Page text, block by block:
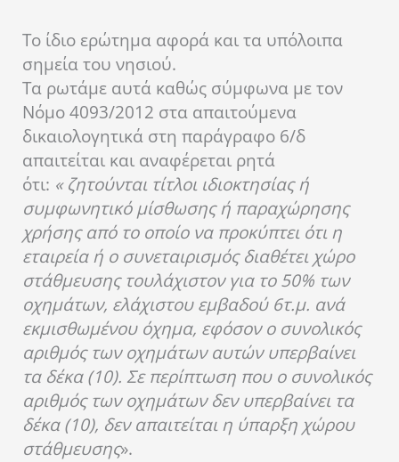
Το ίδιο ερώτημα αφορά και τα υπόλοιπα
σημεία του νησιού.
Τα ρωτάμε αυτά καθώς σύμφωνα με τον
Νόμο 4093/2012 στα απαιτούμενα
δικαιολογητικά στη παράγραφο 6/δ
απαιτείται και αναφέρεται ρητά
ότι: « ζητούνται τίτλοι ιδιοκτησίας ή
συμφωνητικό μίσθωσης ή παραχώρησης
χρήσης από το οποίο να προκύπτει ότι η
εταιρεία ή ο συνεταιρισμός διαθέτει χώρο
στάθμευσης τουλάχιστον για το 50% των
οχημάτων, ελάχιστου εμβαδού 6τ.μ. ανά
εκμισθωμένου όχημα, εφόσον ο συνολικός
αριθμός των οχημάτων αυτών υπερβαίνει
τα δέκα (10). Σε περίπτωση που ο συνολικός
αριθμός των οχημάτων δεν υπερβαίνει τα
δέκα (10), δεν απαιτείται η ύπαρξη χώρου
στάθμευσης».